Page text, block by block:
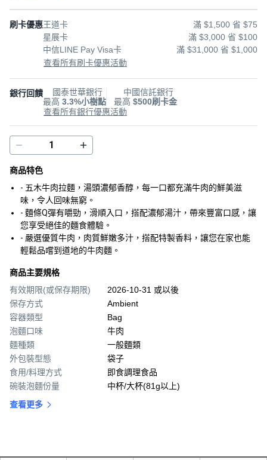
刷卡優惠王道卡
滿 $1,500 省 $75
星展卡
滿 $3,000 省 $100
中信LINE Pay Visa卡
滿 $31,000 省 $1,000
查看所有刷卡優惠活動
銀行回饋
國泰世華銀行
最高 3.3%小樹點
中國信託銀行
最高 $500刷卡金
查看所有銀行優惠活動
商品特色
- 五木牛肉拉麵，湯頭濃郁香醇，每一口都充滿牛肉的鮮美滋
味，令人回味無窮。
- 麵條Q彈有嚼勁，滑順入口，搭配濃郁湯汁，帶來豐富口感，讓
您享受絕佳的麵食體驗。
- 嚴選優質牛肉，肉質鮮嫩多汁，搭配特製香料，讓您在家也能
輕鬆品嚐到道地的牛肉麵。
商品主要規格
有效期限(或保存期限)
2026-10-31 或以後
保存方式
Ambient
容器類型
Bag
泡麵口味
牛肉
麵種類
一般麵類
外包裝型態
袋子
食用/料理方式
即食調理食品
碗裝泡麵份量
中杯/大杯(81g以上)
查看更多